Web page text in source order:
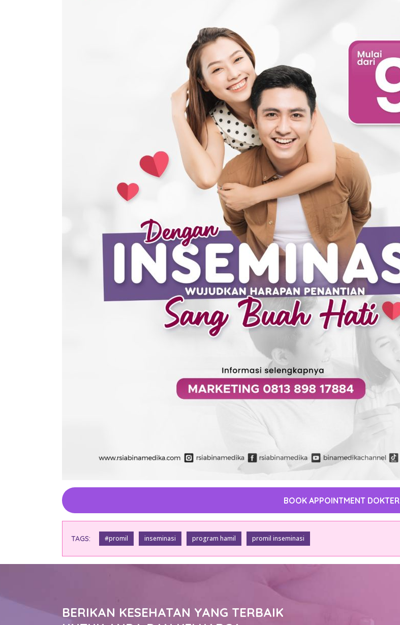
BOOK APPOINTMENT DOKTER
TAGS: #promil inseminasi program hamil promil inseminasi
BERIKAN KESEHATAN YANG TERBAIK